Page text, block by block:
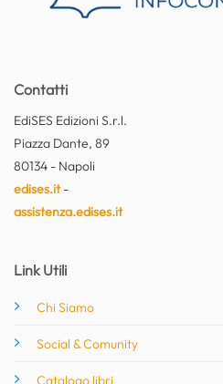
Contatti
EdiSES Edizioni S.r.l.
Piazza Dante, 89
80134 - Napoli
edises.it-
assistenza.edises.it
Link Utili
Chi Siamo
Social & Comunity
Catalogo libri